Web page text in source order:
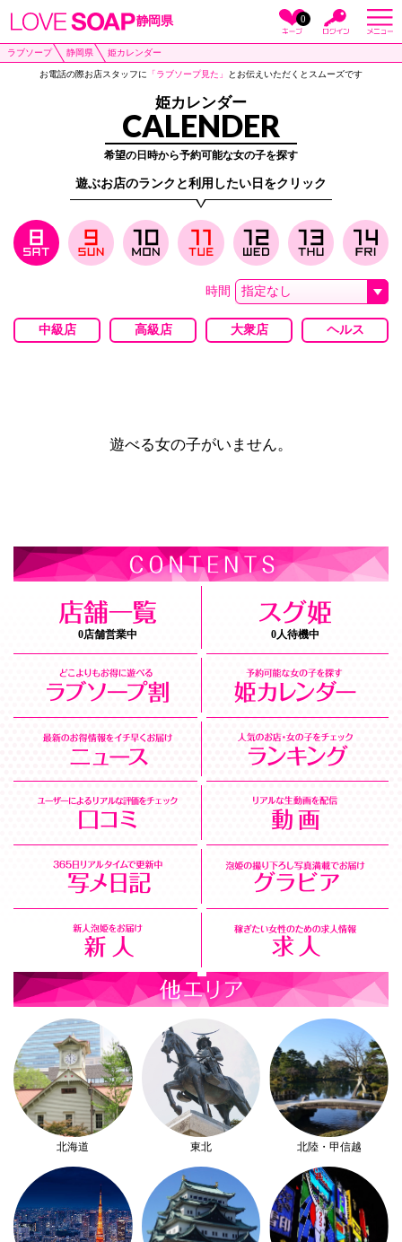
静岡県 0
ラブソープ 静岡県 姫カレンダー
お電話の際お店スタッフに 「ラブソープ見た」 とお伝えいただくとスムーズです
姫カレンダー
CALENDER
希望の日時から予約可能な女の子を探す
遊ぶお店のランクと利用したい日をクリック
時間
中級店 高級店 大衆店 ヘルス
遊べる女の子がいません。
0店舗営業中 0人待機中
北海道 東北 北陸・甲信越